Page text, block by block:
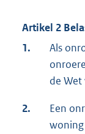
Artikel 2
1.
Als
de
2.
Een